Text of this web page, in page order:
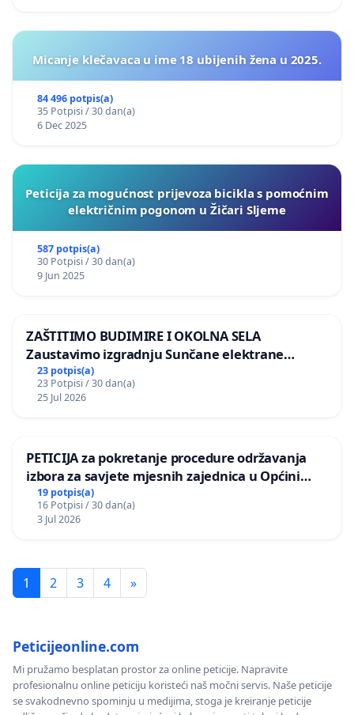
Micanje klečavaca u ime 18 ubijenih žena u 2025.
84 496 potpis(a)
35 Potpisi / 30 dan(a)
6 Dec 2025
Peticija za mogućnost prijevoza bicikla s pomoćnim
električnim pogonom u Žičari Sljeme
587 potpis(a)
30 Potpisi / 30 dan(a)
9 Jun 2025
ZAŠTITIMO BUDIMIRE I OKOLNA SELA
Zaustavimo izgradnju Sunčane elektrane
Vedrine na području Ugljana
23 potpis(a)
23 Potpisi / 30 dan(a)
25 Jul 2026
PETICIJA za pokretanje procedure održavanja
izbora za savjete mjesnih zajednica u Općini
Bugojno
19 potpis(a)
16 Potpisi / 30 dan(a)
3 Jul 2026
1 2 3 4 »
Peticijeonline.com
Mi pružamo besplatan prostor za online peticije. Napravite
profesionalnu online peticiju koristeći naš močni servis. Naše peticije
se svakodnevno spominju u medijima, stoga je kreiranje peticije